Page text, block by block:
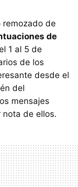
de
de
1 al 5 de
de los
desde el
del
mensajes
de ellos.